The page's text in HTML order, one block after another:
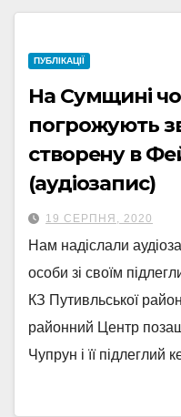
ПУБЛІКАЦІЇ
На Сумщині
погрожують
створену в
(аудіозапис)
19 СЕРПНЯ, 2020
Нам надіслали
особи зі своїм
КЗ Путивльської
районний Центр
Чупрун і її підлеглий